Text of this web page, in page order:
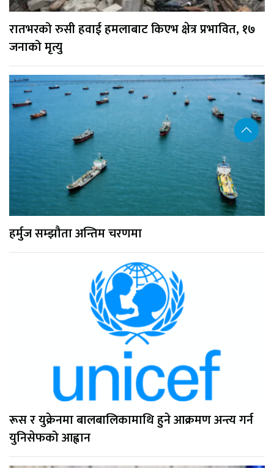
रातभरको रुसी हवाई हमलाबाट किएभ क्षेत्र प्रभावित, १७
जनाको मृत्यु
हर्मुज सम्झौता अन्तिम चरणमा
रूस र युक्रेनमा बालबालिकामाथि हुने आक्रमण अन्त्य गर्न
युनिसेफको आह्वान